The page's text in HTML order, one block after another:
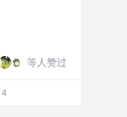
等人赞过
4